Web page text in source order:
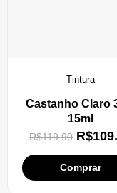
Tintura
Castanho Claro
15ml
R$119.90 R$
Comprar